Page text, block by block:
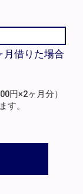
月借りた場合
円×2ヶ月分）
す。